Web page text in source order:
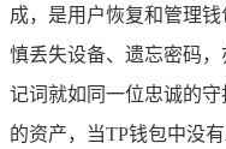
成，是用户恢复和管理
慎丢失设备、遗忘密码
记词就如同一位忠诚的
的资产，当TP钱包中没